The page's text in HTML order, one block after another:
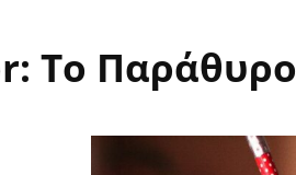
Το Παράθυρο